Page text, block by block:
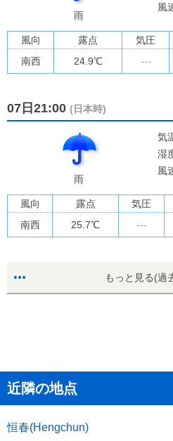
雨
風
風向 露点 気圧
南西
24.9℃ ---
07日21:00 (日本時)
雨
気
湿
風
風向 露点 気圧
南西
25.7℃ ---
もっと見る(過
近隣の地点
恒春(Hengchun)